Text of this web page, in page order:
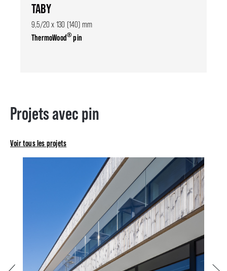
TABY
9,5/20 x 130 (140) mm
ThermoWood®pin
Projets avec pin
Voir tous les projets